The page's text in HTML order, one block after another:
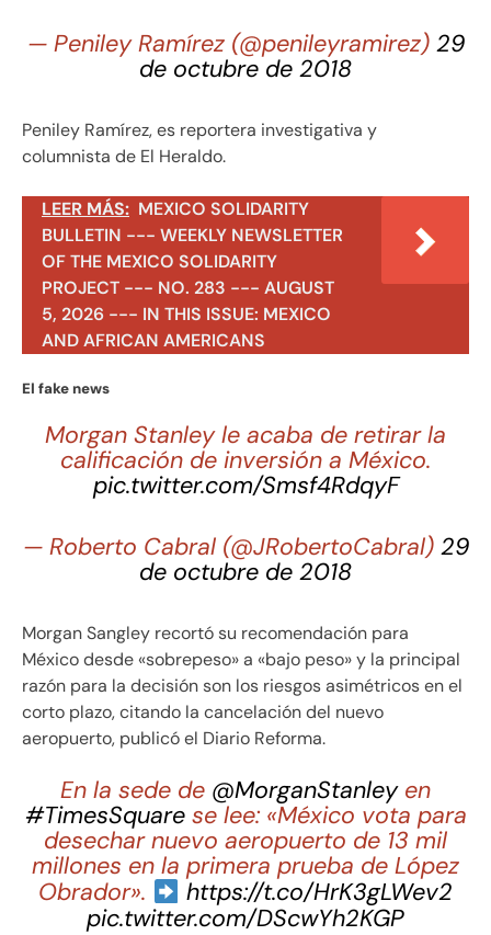
— Peniley Ramírez (@penileyramirez) 29
de octubre de 2018
Peniley Ramírez, es reportera investigativa y
columnista de El Heraldo.
LEER MÁS: MEXICO SOLIDARITY
BULLETIN --- WEEKLY NEWSLETTER
OF THE MEXICO SOLIDARITY
PROJECT --- NO. 283 --- AUGUST
5, 2026 --- IN THIS ISSUE: MEXICO
AND AFRICAN AMERICANS
El fake news
Morgan Stanley le acaba de retirar la
calificación de inversión a México.
pic.twitter.com/Smsf4RdqyF
— Roberto Cabral (@JRobertoCabral) 29
de octubre de 2018
Morgan Sangley recortó su recomendación para
México desde «sobrepeso» a «bajo peso» y la principal
razón para la decisión son los riesgos asimétricos en el
corto plazo, citando la cancelación del nuevo
aeropuerto, publicó el Diario Reforma.
En la sede de @MorganStanleyen
#TimesSquarese lee: «México vota para
desechar nuevo aeropuerto de 13 mil
millones en la primera prueba de López
Obrador».
https://t.co/HrK3gLWev2
pic.twitter.com/DScwYh2KGP